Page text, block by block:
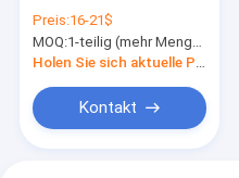
Preis:16-21$
MOQ:1-teilig (mehr Menge mit besserem Rabatt)
Holen Sie sich aktuelle Preis
Kontakt